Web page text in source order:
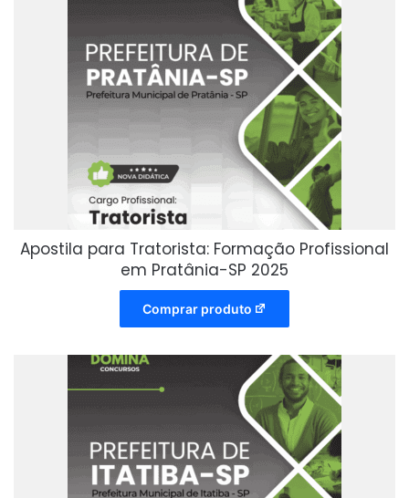
Apostila para Tratorista: Formação Profissional
em Pratânia-SP 2025
Comprar produto